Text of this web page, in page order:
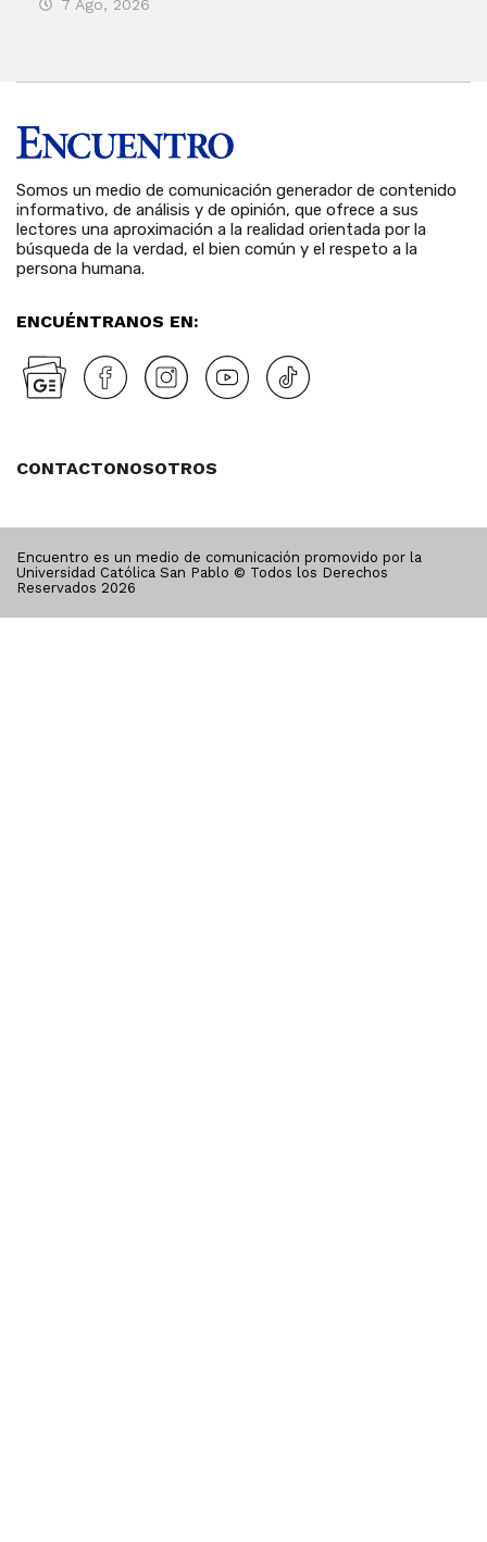
7 Ago, 2026
Somos un medio de comunicación generador de contenido
informativo, de análisis y de opinión, que ofrece a sus
lectores una aproximación a la realidad orientada por la
búsqueda de la verdad, el bien común y el respeto a la
persona humana.
ENCUÉNTRANOS EN:
CONTACTONOSOTROS
Encuentro es un medio de comunicación promovido por la
Universidad Católica San Pablo © Todos los Derechos
Reservados 2026